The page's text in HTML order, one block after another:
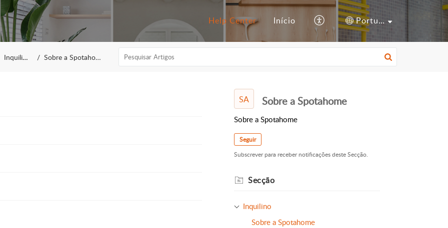
Help Center Início Português
Inquilino Sobre a Spotahome
SA Sobre a Spotahome
Sobre a Spotahome
Seguir
Subscrever para receber notificações deste Secção.
Secção
Inquilino
Sobre a Spotahome